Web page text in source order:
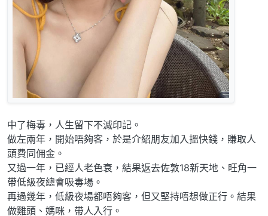
中了梅毒，人生留下不滅印記。
做左兩年，開始唔夠客，於是介紹朋友加入搵快錢，賺取人
頭費同佣金。
又過一年，已經人老色衰，結果返去佐敦18新天地、旺角一
帶低級夜總會吸毒場。
再過幾年，低級夜場都唔夠客，但又堅持唔想做正行。結果
做雞頭、媽咪，帶人入行。